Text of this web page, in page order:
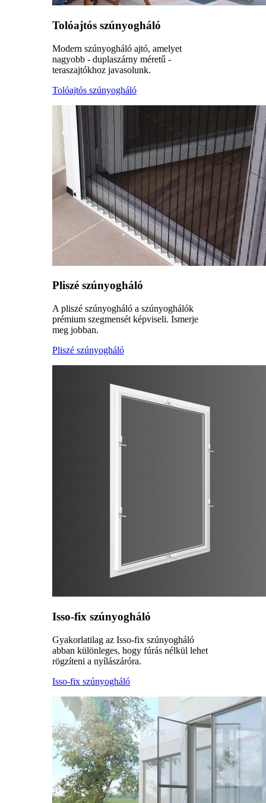
Tolóajtós szúnyogháló
Modern szúnyogháló ajtó, amelyet
nagyobb - duplaszárny méretű -
teraszajtókhoz javasolunk.
Tolóajtós szúnyogháló
Pliszé szúnyogháló
A pliszé szúnyogháló a szúnyoghálók
prémium szegmensét képviseli. Ismerje
meg jobban.
Pliszé szúnyogháló
Isso-fix szúnyogháló
Gyakorlatilag az Isso-fix szúnyogháló
abban különleges, hogy fúrás nélkül lehet
rögzíteni a nyílászáróra.
Isso-fix szúnyogháló